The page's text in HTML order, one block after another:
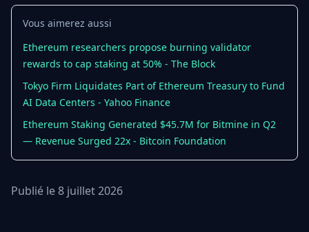
Régulations
& Politique
Plateformes
& Sécurité
Portefeuilles
NFTs &
Vous aimerez aussi
Ethereum researchers propose burning validator
rewards to cap staking at 50% - The Block
Tokyo Firm Liquidates Part of Ethereum Treasury to Fund
AI Data Centers - Yahoo Finance
Ethereum Staking Generated $45.7M for Bitmine in Q2
— Revenue Surged 22x - Bitcoin Foundation
Publié le 8 juillet 2026